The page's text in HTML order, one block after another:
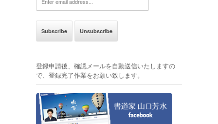
登録申請後、確認メールを自動送信いたしますの
で、登録完了作業をお願い致します。